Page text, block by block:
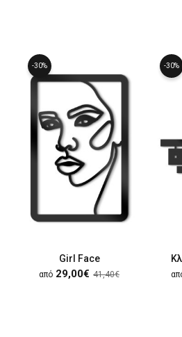
-30%
Girl Face
από 29,00€ 41,40€
-30%